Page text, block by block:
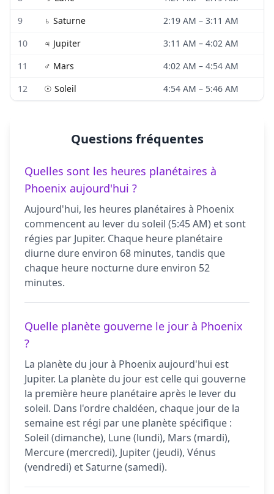
9
♄ Saturne 2:19 AM – 3:11 AM
10
♃ Jupiter 3:11 AM – 4:02 AM
11
♂ Mars 4:02 AM – 4:54 AM
12
☉ Soleil 4:54 AM – 5:46 AM
Questions fréquentes
Quelles sont les heures planétaires à
Phoenix aujourd'hui ?
Aujourd'hui, les heures planétaires à Phoenix
commencent au lever du soleil (5:45 AM) et sont
régies par Jupiter. Chaque heure planétaire
diurne dure environ 68 minutes, tandis que
chaque heure nocturne dure environ 52
minutes.
Quelle planète gouverne le jour à Phoenix
?
La planète du jour à Phoenix aujourd'hui est
Jupiter. La planète du jour est celle qui gouverne
la première heure planétaire après le lever du
soleil. Dans l'ordre chaldéen, chaque jour de la
semaine est régi par une planète spécifique :
Soleil (dimanche), Lune (lundi), Mars (mardi),
Mercure (mercredi), Jupiter (jeudi), Vénus
(vendredi) et Saturne (samedi).